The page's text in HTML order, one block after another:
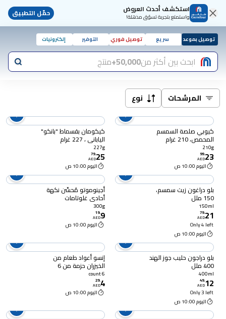
استكشف أحدث العروض
واستمتع بتجربة تسوّق مذهلة! حمّل التطبيق
توصيل بموعد سريع توصيل فوري التوفير إلكترونيات
ابحث بين أكثر من50,000+ منتج
المرشحات نوع
كيوبي صلصة السمسم
المحمص، 210 غرام
210g
23
.
99
AED
اليوم 10:00 ص
كيكومان بقسماط "بانكو"
الياباني ، 227 غرام
227g
25
.
79
AED
اليوم 10:00 ص
بلو دراغون زيت سمسم،
150 ملل
150ml
21
.
79
AED
Only 4 left
اليوم 10:00 ص
أجينوموتو مُحسِّن نكهة
أحادي غلوتامات
الصوديوم، 300 غرام
300g
9
.
19
AED
اليوم 10:00 ص
بلو دراجون حليب جوز الهند
400 ملل
400ml
12
.
49
AED
Only 3 left
اليوم 10:00 ص
إنسو أعواد طعام من
الخيزران حزمة من 6
6 count
4
.
29
AED
اليوم 10:00 ص